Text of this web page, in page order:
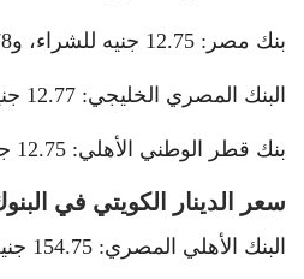
بنك مصر: 12.75 جنيه للشراء، و12.78 للبيع.
البنك المصري الخليجي: 12.77 جنيه للشراء، و12.79 للبيع.
بنك قطر الوطني الأهلي: 12.75 جنيه للشراء، و12.78 للبيع.
سعر الدينار الكويتي في
البنك الأهلي المصري: 154.75 جنيه للشراء، و155.89 للبيع.